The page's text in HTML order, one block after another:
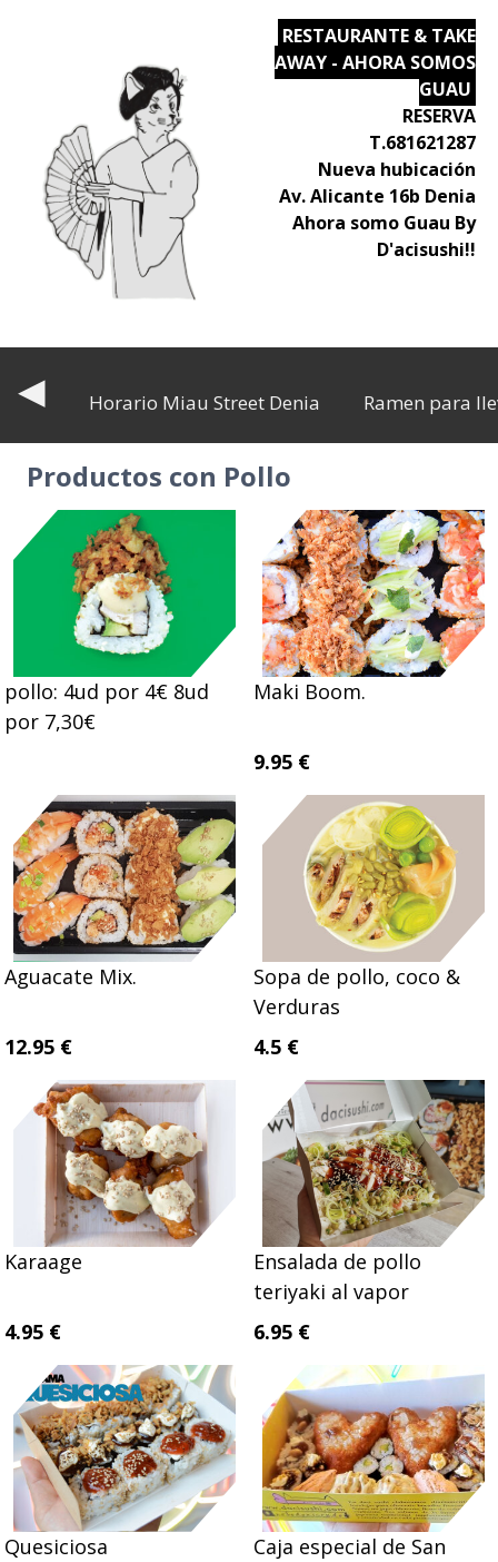
RESTAURANTE & TAKE
AWAY - AHORA SOMOS
GUAU
RESERVA
T.681621287
Nueva hubicación
Av. Alicante 16b Denia
Ahora somo Guau By
D'acisushi!!
◀ Horario Miau Street Denia Ramen para
Productos con Pollo
pollo: 4ud por 4€ 8ud
por 7,30€
Maki Boom.
9.95 €
Aguacate Mix.
12.95 €
Sopa de pollo, coco &
Verduras
4.5 €
Karaage
4.95 €
Ensalada de pollo
teriyaki al vapor
6.95 €
Quesiciosa
Caja especial de San